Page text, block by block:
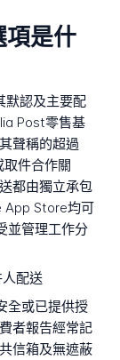
是什
默認及主要配
Post零售基
聲稱的超過
件合作關
都由獨立承包
App Store均可
並管理工作分
配送
全或已提供授
者報告經常記
信箱及無遮蔽